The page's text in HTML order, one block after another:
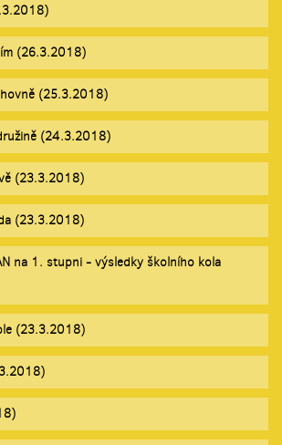
(26.3.2018)
(25.3.2018)
(24.3.2018)
(23.3.2018)
(23.3.2018)
na 1. stupni - výsledky školního kola
(23.3.2018)